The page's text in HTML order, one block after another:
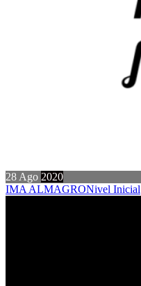
28Ago 2020
IMA ALMAGRONivel Inicial